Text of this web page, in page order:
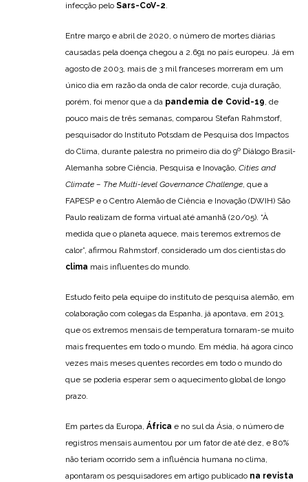
infecção pelo Sars-CoV-2.
Entre março e abril de 2020, o número de mortes diárias
causadas pela doença chegou a 2.691 no país europeu. Já em
agosto de 2003, mais de 3 mil franceses morreram em um
único dia em razão da onda de calor recorde, cuja duração,
porém, foi menor que a da pandemia de Covid-19, de
pouco mais de três semanas, comparou Stefan Rahmstorf,
pesquisador do Instituto Potsdam de Pesquisa dos Impactos
do Clima, durante palestra no primeiro dia do 9º Diálogo Brasil-
Alemanha sobre Ciência, Pesquisa e Inovação, Cities and
Climate – The Multi-level Governance Challenge, que a
FAPESP e o Centro Alemão de Ciência e Inovação (DWIH) São
Paulo realizam de forma virtual até amanhã (20/05). “À
medida que o planeta aquece, mais teremos extremos de
calor”, afirmou Rahmstorf, considerado um dos cientistas do
clima mais influentes do mundo.
Estudo feito pela equipe do instituto de pesquisa alemão, em
colaboração com colegas da Espanha, já apontava, em 2013,
que os extremos mensais de temperatura tornaram-se muito
mais frequentes em todo o mundo. Em média, há agora cinco
vezes mais meses quentes recordes em todo o mundo do
que se poderia esperar sem o aquecimento global de longo
prazo.
Em partes da Europa, África e no sul da Ásia, o número de
registros mensais aumentou por um fator de até dez, e 80%
não teriam ocorrido sem a influência humana no clima,
apontaram os pesquisadores em artigo publicado na revista